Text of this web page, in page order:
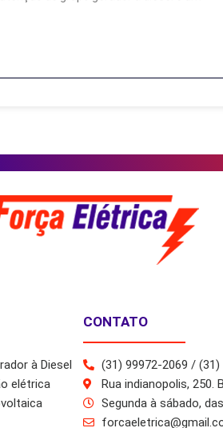
à Diesel
elétrica
CONTATO
(31) 99972-2069 / (31)
Rua indianopolis, 250.
Segunda à sábado,